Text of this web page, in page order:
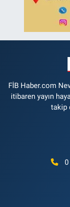
FİB Haber.com
itibaren yayın
takip
0